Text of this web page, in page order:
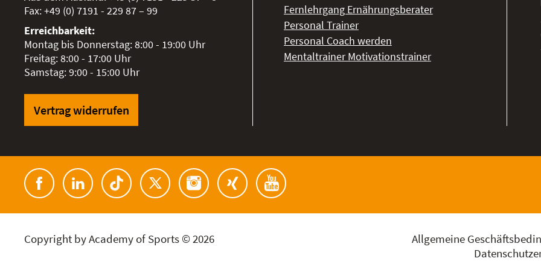
Fax:+49 (0) 7191 - 229 87 – 99
Erreichbarkeit:
Montag bis Donnerstag: 8:00 - 19:00 Uhr
Freitag: 8:00 - 17:00 Uhr
Samstag: 9:00 - 15:00 Uhr
Vertrag widerrufen
Fernlehrgang Ernährungsberater
Personal Trainer
Personal Coach werden
Mentaltrainer Motivationstrainer
Copyright by Academy of Sports © 2026 Allgemeine